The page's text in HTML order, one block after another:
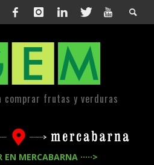
comprar frutas y verduras
EN MERCABARNA ·····>